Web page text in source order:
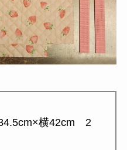
横42cm 2